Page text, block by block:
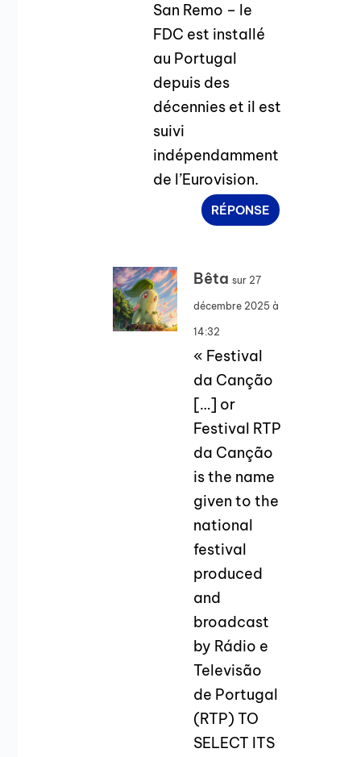
San Remo – le
FDC est installé
au Portugal
depuis des
décennies et il est
suivi
indépendamment
de l’Eurovision.
RÉPONSE
Bêta sur 27
décembre 2025 à
14:32
« Festival
da Canção
[…] or
Festival RTP
da Canção
is the name
given to the
national
festival
produced
and
broadcast
by Rádio e
Televisão
de Portugal
(RTP) TO
SELECT ITS